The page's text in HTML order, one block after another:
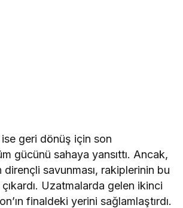
geri dönüş için son
gücünü sahaya yansıttı. Ancak,
dirençli savunması, rakiplerinin bu
çıkardı. Uzatmalarda gelen ikinci
finaldeki yerini sağlamlaştırdı.